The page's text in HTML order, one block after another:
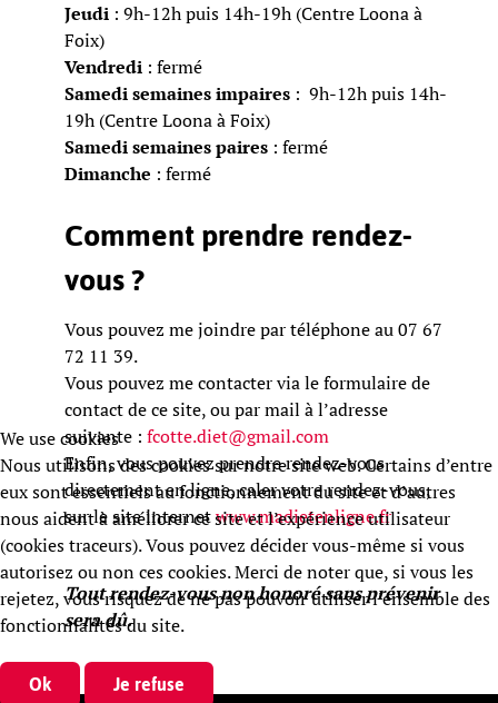
Jeudi : 9h-12h puis 14h-19h (Centre Loona à
Foix)
Vendredi : fermé
Samedi semaines impaires : 9h-12h puis 14h-
19h (Centre Loona à Foix)
Samedi semaines paires : fermé
Dimanche : fermé
Comment prendre rendez-
vous ?
Vous pouvez me joindre par téléphone au 07 67
72 11 39.
Vous pouvez me contacter via le formulaire de
contact de ce site, ou par mail à l’adresse
suivante : fcotte.diet@gmail.com
Enfin, vous pouvez prendre rendez-vous
directement en ligne, caler votre rendez-vous,
sur le site internetwww.madietenligne.fr
Tout rendez-vous non honoré sans prévenir
sera dû.
We use cookies
Nous utilisons des cookies sur notre site web. Certains d’entre
eux sont essentiels au fonctionnement du site et d’autres
nous aident à améliorer ce site et l’expérience utilisateur
(cookies traceurs). Vous pouvez décider vous-même si vous
autorisez ou non ces cookies. Merci de noter que, si vous les
rejetez, vous risquez de ne pas pouvoir utiliser l’ensemble des
fonctionnalités du site.
Ok Je refuse